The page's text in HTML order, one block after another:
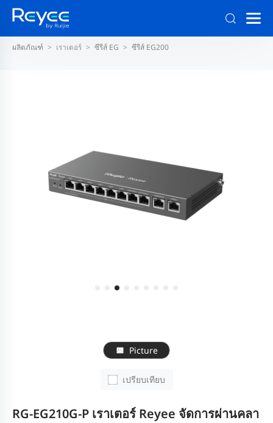
ผลิตภัณฑ์ เราเตอร์ ซีรีส์ EG ซีรีส์ EG200
Picture
เปรียบเทียบ
RG-EG210G-P เราเตอร์ Reyee จัดการผ่านคลา